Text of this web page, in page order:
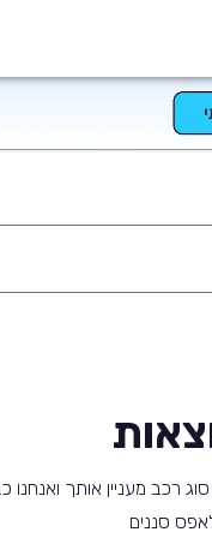
רכב מעניין אותך
סננים